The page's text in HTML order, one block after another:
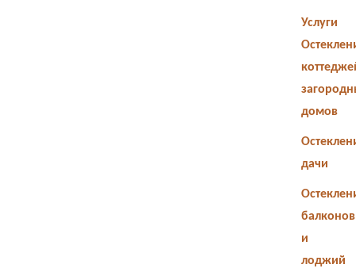
Услуги
домов
дачи
балконов
и
лоджий